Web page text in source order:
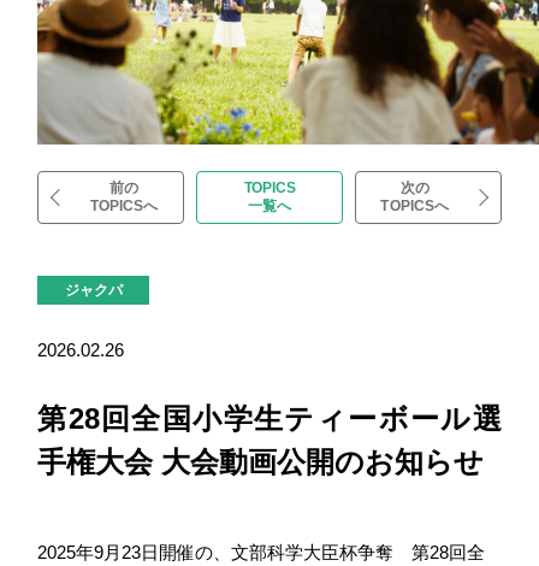
前の
TOPICSへ
TOPICS
一覧へ
次の
TOPICSへ
ジャクパ
2026.02.26
第28回全国小学生ティーボール選
手権大会 大会動画公開のお知らせ
2025年9月23日開催の、文部科学大臣杯争奪 第28回全